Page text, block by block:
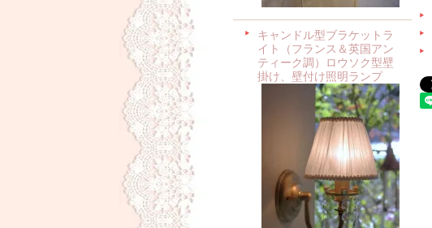
キャンドル型ブラケットラ
イト（フランス＆英国アン
ティーク調）ロウソク型壁
掛け、壁付け照明ランプ